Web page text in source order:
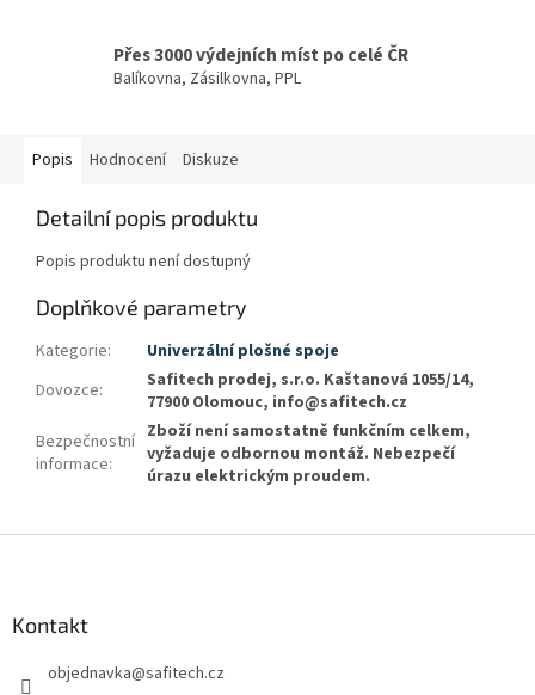
Přes 3000 výdejních míst po celé ČR
Balíkovna, Zásilkovna, PPL
Popis Hodnocení Diskuze
Detailní popis produktu
Popis produktu není dostupný
Doplňkové parametry
Kategorie:
Univerzální plošné spoje
Dovozce:
Safitech prodej, s.r.o. Kaštanová 1055/14,
77900 Olomouc, info@safitech.cz
Bezpečnostní
informace:
Zboží není samostatně funkčním celkem,
vyžaduje odbornou montáž. Nebezpečí
úrazu elektrickým proudem.
Kontakt
objednavka@safitech.cz